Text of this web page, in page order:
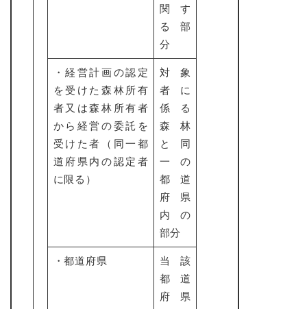
関す
る部
分
・経営計画の認定
を受けた森林所有
者又は森林所有者
から経営の委託を
受けた者（同一都
道府県内の認定者
に限る）
対象
者に
係る
森林
と同
一の
都道
府県
内の
部分
・都道府県
当該
都道
府県